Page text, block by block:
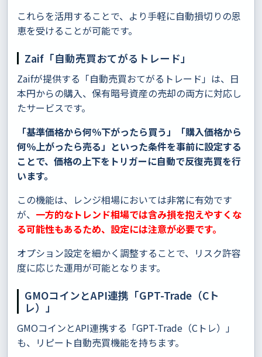
これらを活用することで、より手軽に自動損切りの恩
恵を受けることが可能です。
Zaif「自動売買おてがるトレード」
Zaifが提供する「自動売買おてがるトレード」は、日
本円からの購入、保有暗号資産の売却の両方に対応し
たサービスです。
「基準価格から何％下がったら買う」「購入価格から
何％上がったら売る」といった条件を事前に設定する
ことで、価格の上下をトリガーに自動で反復売買を行
います。
この機能は、レンジ相場においては非常に有効です
が、 一方的なトレンド相場では含み損を抱えやすくな
る可能性もあるため、設定には注意が必要です。
オプション設定を細かく調整することで、リスク許容
度に応じた運用が可能となります。
GMOコインとAPI連携「GPT-Trade（Cト
レ）」
GMOコインとAPI連携する「GPT-Trade（Cトレ）」
も、リピート自動売買機能を持ちます。